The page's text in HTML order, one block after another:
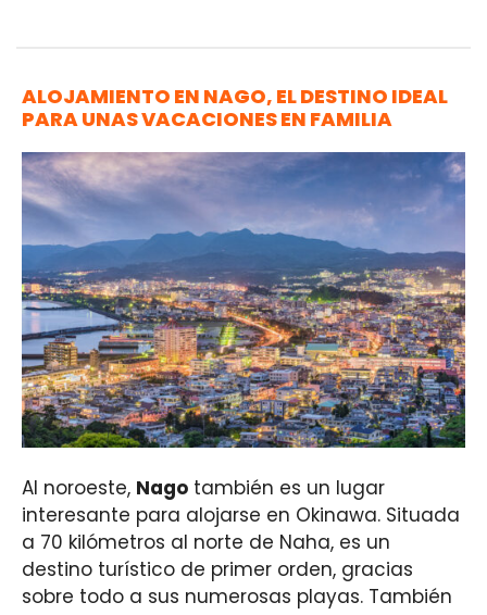
ALOJAMIENTO EN NAGO, EL DESTINO IDEAL
PARA UNAS VACACIONES EN FAMILIA
Al noroeste, Nago también es un lugar
interesante para alojarse en Okinawa. Situada
a 70 kilómetros al norte de Naha, es un
destino turístico de primer orden, gracias
sobre todo a sus numerosas playas. También